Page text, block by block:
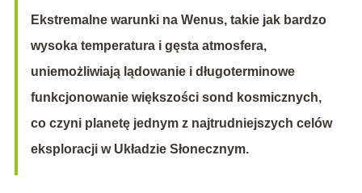
Ekstremalne warunki na Wenus, takie jak bardzo
wysoka temperatura i gęsta atmosfera,
uniemożliwiają lądowanie i długoterminowe
funkcjonowanie większości sond kosmicznych,
co czyni planetę jednym z najtrudniejszych celów
eksploracji w Układzie Słonecznym.